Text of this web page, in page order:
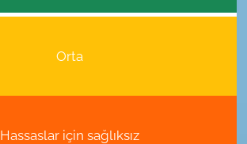
Orta
Hassaslar için sağlıksız